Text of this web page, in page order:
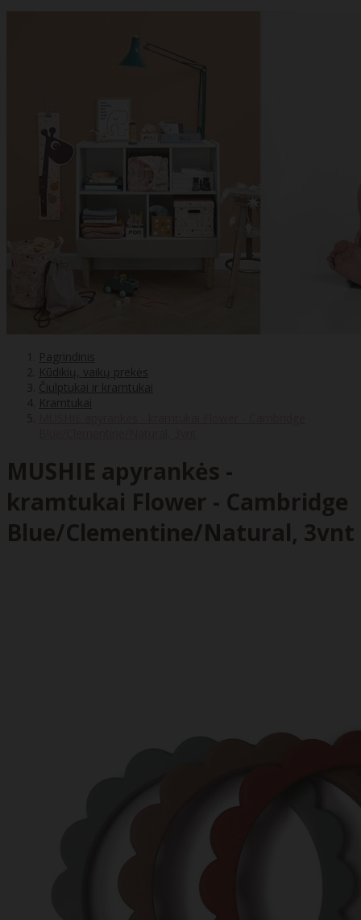
Pagrindinis
Kūdikių, vaikų prekės
Čiulptukai ir kramtukai
Kramtukai
MUSHIE apyrankės -
kramtukai Flower - Cambridge
Blue/Clementine/Natural, 3vnt